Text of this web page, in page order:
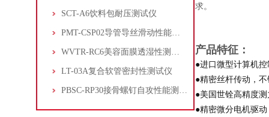
SCT-A6饮料包耐压测试仪
PMT-CSP02导管导丝滑动性能测试仪
WVTR-RC6美容面膜透湿性测试仪
LT-03A复合软管密封性测试仪
PBSC-RP30接骨螺钉自攻性能测试‌仪
求。
产品特征：
●进口微型计算机
●精密丝杆传动，
●美国世铨高精度
●精密微分电机驱